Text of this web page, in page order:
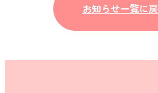
お知らせ一覧に